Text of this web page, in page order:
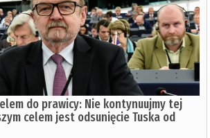
do prawicy: Nie kontynuujmy tej
celem jest odsunięcie Tuska od